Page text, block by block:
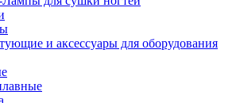
и аксессуары для оборудования